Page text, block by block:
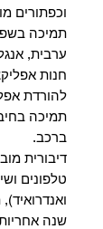
וכפתורים
תמיכה
ערבית,
להורדת
‏תמיכה
ברכב.
‏דיבורית
טלפונים
שנה